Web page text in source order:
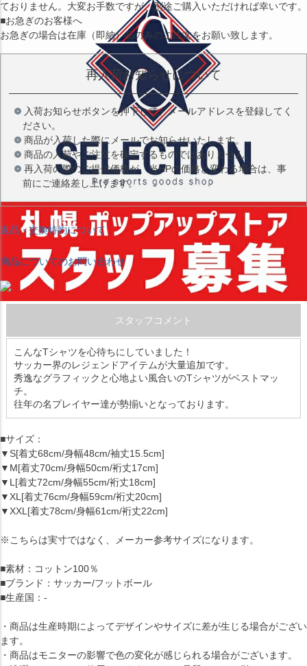
ておりません。大変お手数ですが、別途ご購入いただければ幸いです。
■お急ぎのお客様へ
お急ぎの場合は在庫（即納）品のみのご注文をお願い致します。
再入荷お知らせについて
入荷お知らせボタンを押下して、メールアドレスを登録してく
ださい。
商品が入荷した際にメールでお知らせいたします。
商品の入荷やご注文を確定するものではありません。
再入荷の際のご提供価格が、当HPの価格と変わる場合は、事
前にご連絡差し上げます。
返品・交換特約について
商品についてのお問い合わせ
スタッフコメント
こんなTシャツを心待ちにしていました！
サッカー界のレジェンドアイテムが大量追加です。
秀逸なグラフィックと心地よい風合いのTシャツがベストマッ
チ。
往年の名プレイヤー達が勢揃いとなっております。
■サイズ：
▼S[着丈68cm/身幅48cm/袖丈15.5cm]
▼M[着丈70cm/身幅50cm/裄丈17cm]
▼L[着丈72cm/身幅55cm/裄丈18cm]
▼XL[着丈76cm/身幅59cm/裄丈20cm]
▼XXL[着丈78cm/身幅61cm/裄丈22cm]
※こちらは実寸ではなく、メーカー参考サイズになります。
■素材：コットン100％
■ブランド：サッカー/フットボール
■生産国：-
・商品は生産時期によってデザインやサイズに差が生じる場合がござい
ます。
・商品はモニターの影響で色の変化が感じられる場合がございます。